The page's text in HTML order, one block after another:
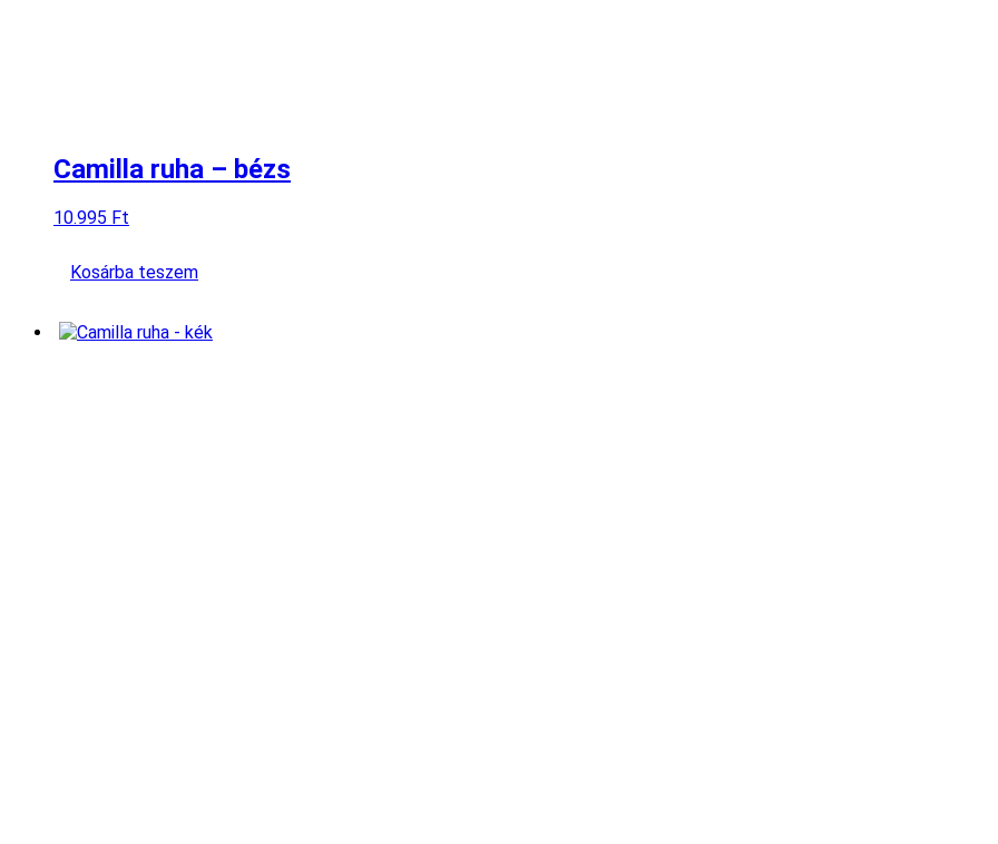
Camilla ruha – bézs
10.995 Ft
Kosárba teszem